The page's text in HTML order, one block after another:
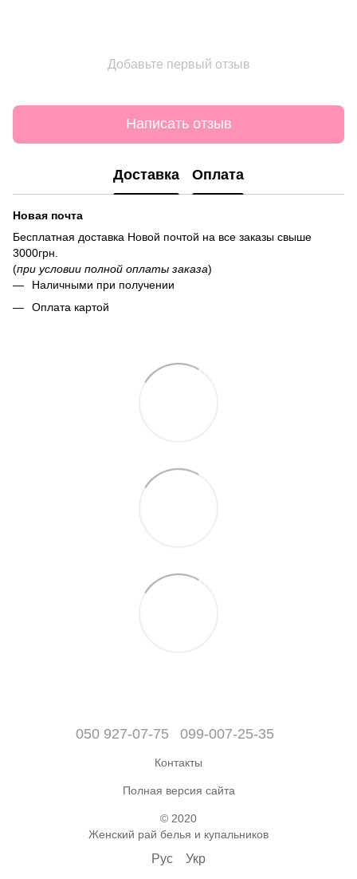
Добавьте первый отзыв
Написать отзыв
Доставка Оплата
Новая почта
Бесплатная доставка Новой почтой на все заказы свыше
3000грн.
(при условии полной оплаты заказа)
Наличными при получении
Оплата картой
050 927-07-75 099-007-25-35
Контакты
Полная версия сайта
© 2020
Женский рай белья и купальников
Рус Укр